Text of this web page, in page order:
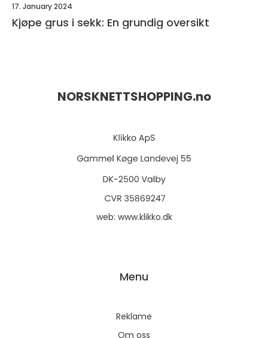
17. January 2024
Kjøpe grus i sekk: En grundig oversikt
NORSKNETTSHOPPING.no
web: www.klikko.dk
Menu
Reklame
Om oss